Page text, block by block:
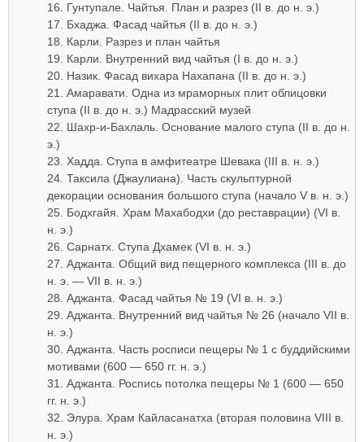
16. Гунтупале. Чайтья. План и разрез (II в. до н. э.)
17. Бхаджа. Фасад чайтья (II в. до н. э.)
18. Карли. Разрез и план чайтья
19. Карли. Внутренний вид чайтья (I в. до н. э.)
20. Назик. Фасад вихара Нахапана (II в. до н. э.)
21. Амаравати. Одна из мраморных плит облицовки
ступа (II в. до н. э.) Мадрасский музей
22. Шахр-и-Бахлаль. Основание малого ступа (II в. до н.
э.)
23. Хадда. Ступа в амфитеатре Шевака (III в. н. э.)
24. Таксила (Джаулиана). Часть скульптурной
декорации основания большого ступа (начало V в. н. э.)
25. Бодхгайя. Храм Махабодхи (до реставрации) (VI в.
н. э.)
26. Сарнатх. Ступа Дхамек (VI в. н. э.)
27. Аджанта. Общий вид пещерного комплекса (III в. до
н. э. — VII в. н. э.)
28. Аджанта. Фасад чайтья № 19 (VI в. н. э.)
29. Аджанта. Внутренний вид чайтья № 26 (начало VII в.
н. э.)
30. Аджанта. Часть росписи пещеры № 1 с буддийскими
мотивами (600 — 650 гг. н. э.)
31. Аджанта. Роспись потолка пещеры № 1 (600 — 650
гг. н. э.)
32. Элура. Храм Кайласанатха (вторая половина VIII в.
н. э.)